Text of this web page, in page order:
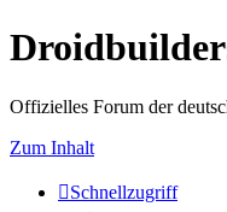
Offizielles Forum der
Zum Inhalt
Schnellzugriff